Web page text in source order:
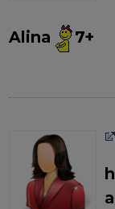
Alina 7+